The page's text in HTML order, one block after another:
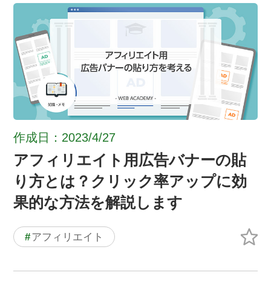
作成日：2023/4/27
アフィリエイト用広告バナーの貼
り方とは？クリック率アップに効
果的な方法を解説します
#アフィリエイト